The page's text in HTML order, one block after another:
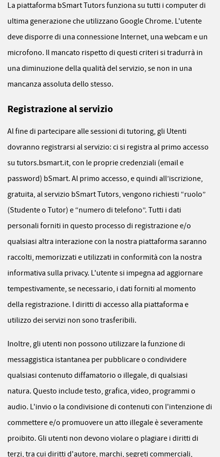
La piattaforma bSmart Tutors funziona su tutti i computer di
ultima generazione che utilizzano Google Chrome. L'utente
deve disporre di una connessione Internet, una webcam e un
microfono. Il mancato rispetto di questi criteri si tradurrà in
una diminuzione della qualità del servizio, se non in una
mancanza assoluta dello stesso.
Registrazione al servizio
Al fine di partecipare alle sessioni di tutoring, gli Utenti
dovranno registrarsi al servizio: ci si registra al primo accesso
su tutors.bsmart.it, con le proprie credenziali (email e
password) bSmart. Al primo accesso, e quindi all’iscrizione,
gratuita, al servizio bSmart Tutors, vengono richiesti “ruolo”
(Studente o Tutor) e “numero di telefono”. Tutti i dati
personali forniti in questo processo di registrazione e/o
qualsiasi altra interazione con la nostra piattaforma saranno
raccolti, memorizzati e utilizzati in conformità con la nostra
informativa sulla privacy. L'utente si impegna ad aggiornare
tempestivamente, se necessario, i dati forniti al momento
della registrazione. I diritti di accesso alla piattaforma e
utilizzo dei servizi non sono trasferibili.
Inoltre, gli utenti non possono utilizzare la funzione di
messaggistica istantanea per pubblicare o condividere
qualsiasi contenuto diffamatorio o illegale, di qualsiasi
natura. Questo include testo, grafica, video, programmi o
audio. L'invio o la condivisione di contenuti con l'intenzione di
commettere e/o promuovere un atto illegale è severamente
proibito. Gli utenti non devono violare o plagiare i diritti di
terzi, tra cui diritti d'autore, marchi, segreti commerciali,